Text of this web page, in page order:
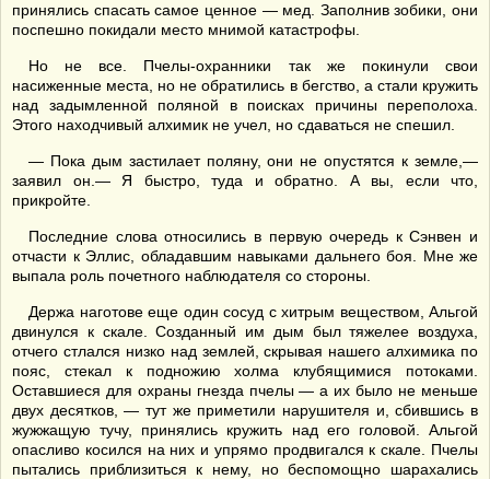
принялись спасать самое ценное — мед. Заполнив зобики, они
поспешно покидали место мнимой катастрофы.
Но не все. Пчелы-охранники так же покинули свои
насиженные места, но не обратились в бегство, а стали кружить
над задымленной поляной в поисках причины переполоха.
Этого находчивый алхимик не учел, но сдаваться не спешил.
— Пока дым застилает поляну, они не опустятся к земле,—
заявил он.— Я быстро, туда и обратно. А вы, если что,
прикройте.
Последние слова относились в первую очередь к Сэнвен и
отчасти к Эллис, обладавшим навыками дальнего боя. Мне же
выпала роль почетного наблюдателя со стороны.
Держа наготове еще один сосуд с хитрым веществом, Альгой
двинулся к скале. Созданный им дым был тяжелее воздуха,
отчего стлался низко над землей, скрывая нашего алхимика по
пояс, стекал к подножию холма клубящимися потоками.
Оставшиеся для охраны гнезда пчелы — а их было не меньше
двух десятков, — тут же приметили нарушителя и, сбившись в
жужжащую тучу, принялись кружить над его головой. Альгой
опасливо косился на них и упрямо продвигался к скале. Пчелы
пытались приблизиться к нему, но беспомощно шарахались